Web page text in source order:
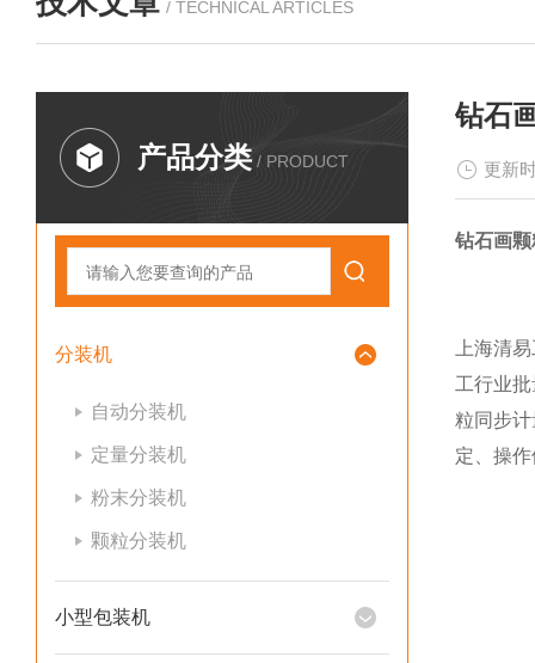
/ TECHNICAL ARTICLES
产品分类 / PRODUCT
分装机
自动分装机
定量分装机
粉末分装机
颗粒分装机
小型包装机
钻石
更新
钻石画
上海清
工行业
粒同步
定、操